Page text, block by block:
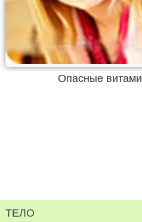
Опасные
ТЕЛО